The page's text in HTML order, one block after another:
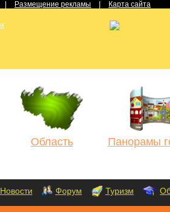
Размещение рекламы Карта сайта
Область Панорамы
Новости Форум Туризм